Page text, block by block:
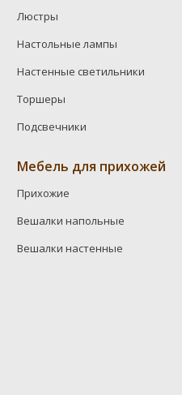
Люстры
Настольные лампы
Настенные светильники
Торшеры
Подсвечники
Мебель для прихожей
Прихожие
Вешалки напольные
Вешалки настенные